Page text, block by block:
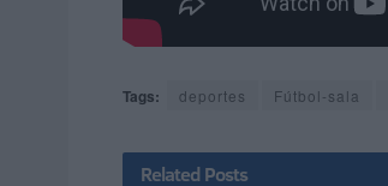
Tags: deportes Fútbol-sala
Related Posts